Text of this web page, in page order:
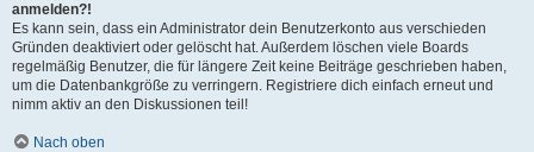
anmelden?!
Es kann sein, dass ein Administrator dein Benutzerkonto aus verschieden
Gründen deaktiviert oder gelöscht hat. Außerdem löschen viele Boards
regelmäßig Benutzer, die für längere Zeit keine Beiträge geschrieben haben,
um die Datenbankgröße zu verringern. Registriere dich einfach erneut und
nimm aktiv an den Diskussionen teil!
Nach oben